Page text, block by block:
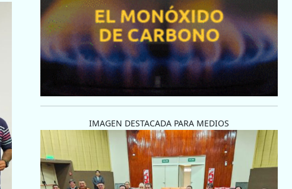
IMAGEN DESTACADA PARA MEDIOS